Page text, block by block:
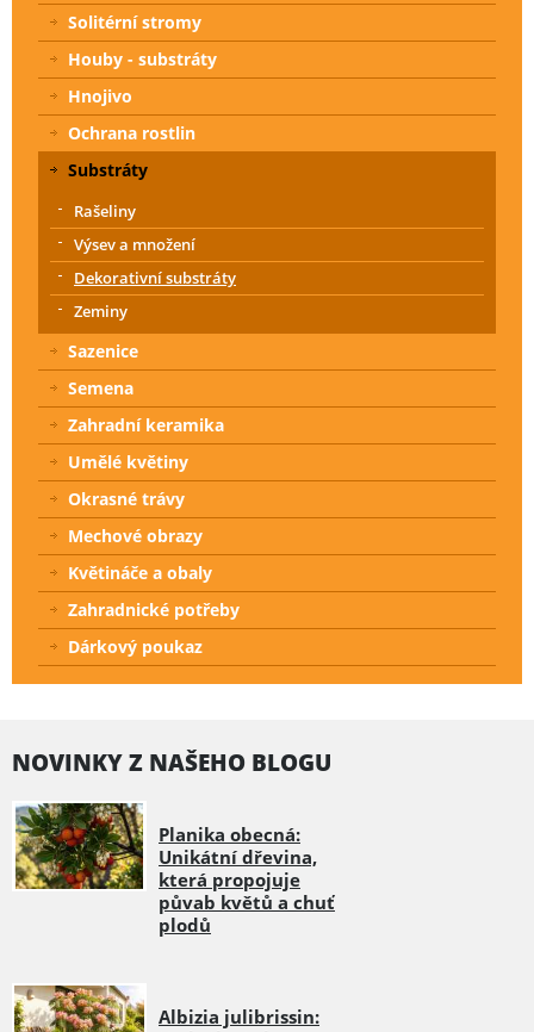
Solitérní stromy
Houby - substráty
Hnojivo
Ochrana rostlin
Substráty
Rašeliny
Výsev a množení
Dekorativní substráty
Zeminy
Sazenice
Semena
Zahradní keramika
Umělé květiny
Okrasné trávy
Mechové obrazy
Květináče a obaly
Zahradnické potřeby
Dárkový poukaz
NOVINKY Z NAŠEHO BLOGU
Planika obecná:
Unikátní dřevina,
která propojuje
půvab květů a chuť
plodů
Albizia julibrissin: